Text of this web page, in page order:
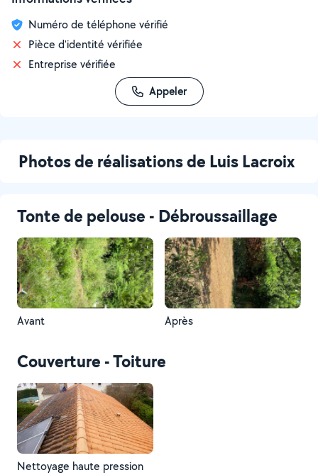
Numéro de téléphone vérifié
Pièce d'identité vérifiée
Entreprise vérifiée
Appeler
Photos de réalisations de Luis Lacroix
Tonte de pelouse - Débroussaillage
Avant Après
Couverture - Toiture
Nettoyage haute pression